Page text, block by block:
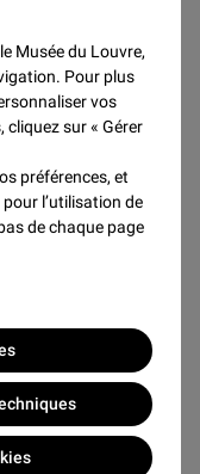
Musée du Louvre,
Pour plus
vos
cliquez sur « Gérer
préférences, et
l’utilisation de
de chaque page
la liste
la liste